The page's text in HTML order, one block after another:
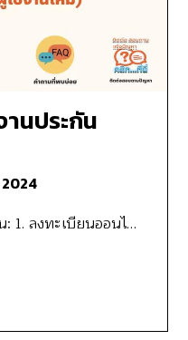
นประกัน
2024
1. ลงทะเบียนออนไ…